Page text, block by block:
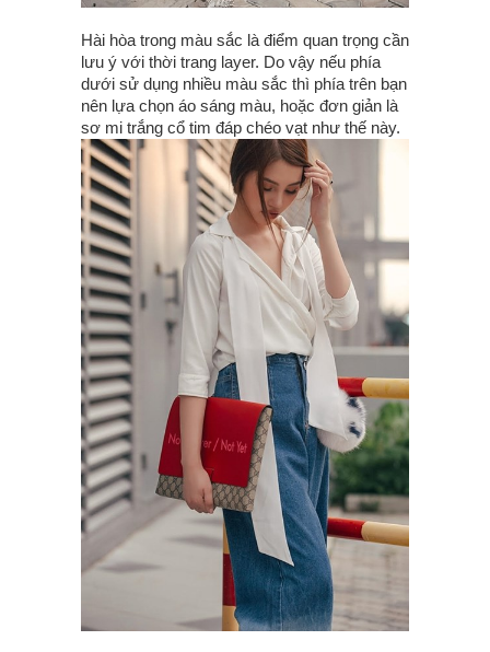
Hài hòa trong màu sắc là điểm quan trọng cần
lưu ý với thời trang layer. Do vậy nếu phía
dưới sử dụng nhiều màu sắc thì phía trên bạn
nên lựa chọn áo sáng màu, hoặc đơn giản là
sơ mi trắng cổ tim đáp chéo vạt như thế này.